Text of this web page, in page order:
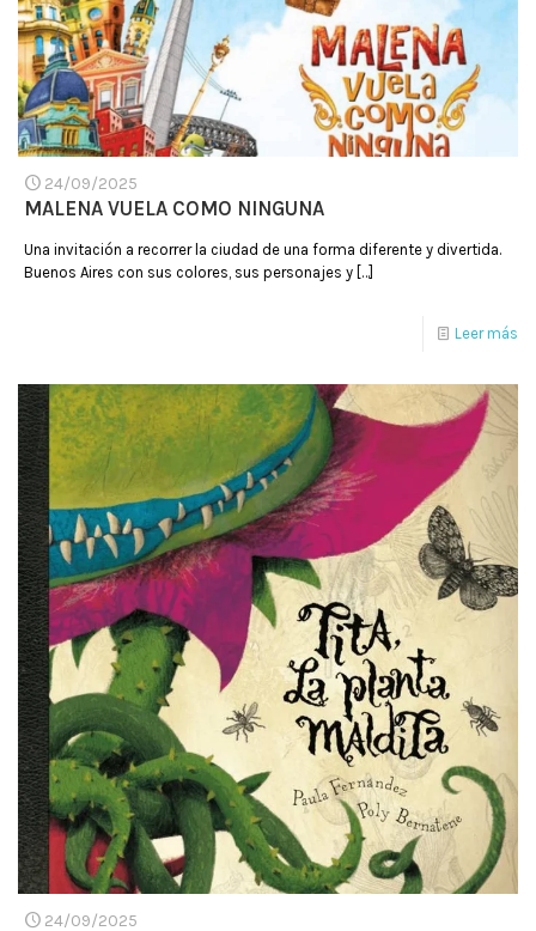
24/09/2025
MALENA VUELA COMO NINGUNA
Una invitación a recorrer la ciudad de una forma diferente y divertida.
Buenos Aires con sus colores, sus personajes y […]
Leer más
24/09/2025